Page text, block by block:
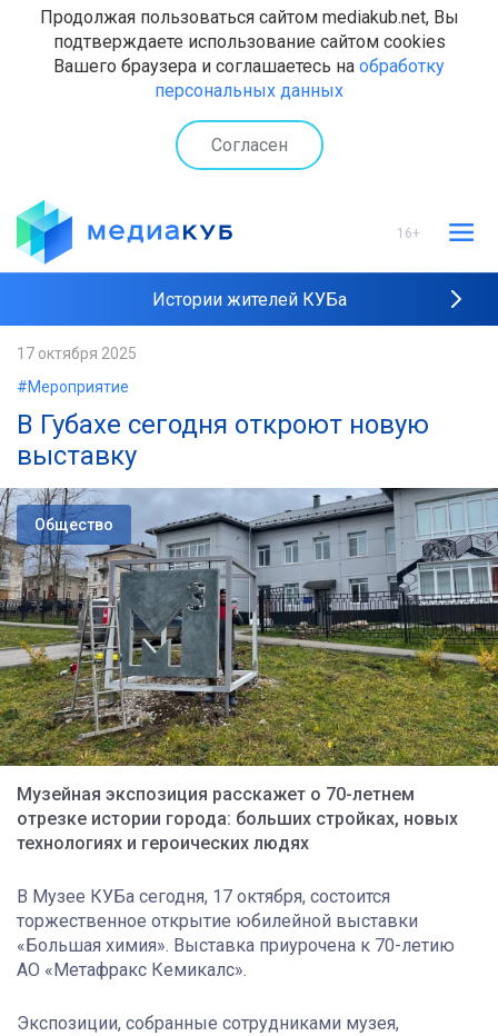
Продолжая пользоваться сайтом mediakub.net, Вы
подтверждаете использование сайтом cookies
Вашего браузера и соглашаетесь на обработку
персональных данных
Согласен
16+
Истории жителей КУБа
17 октября 2025
#Мероприятие
В Губахе сегодня откроют новую
выставку
Общество
Музейная экспозиция расскажет о 70-летнем
отрезке истории города: больших стройках, новых
технологиях и героических людях
В Музее КУБа сегодня, 17 октября, состоится
торжественное открытие юбилейной выставки
«Большая химия». Выставка приурочена к 70-летию
АО «Метафракс Кемикалс».
Экспозиции, собранные сотрудниками музея,